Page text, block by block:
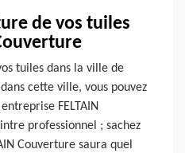
de vos tuiles
tuiles dans la ville de
cette ville, vous pouvez
FELTAIN
professionnel ; sachez
Couverture saura quel